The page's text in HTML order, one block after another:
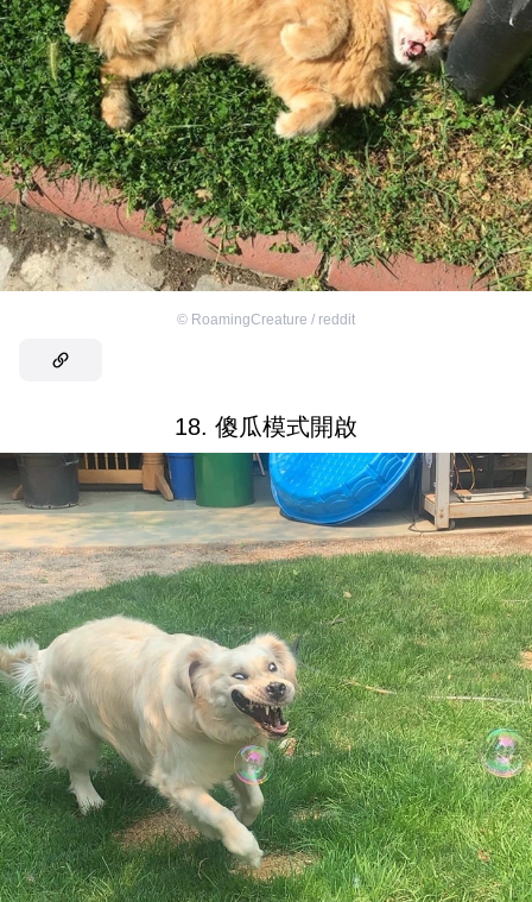
© RoamingCreature / reddit
18. 傻瓜模式開啟